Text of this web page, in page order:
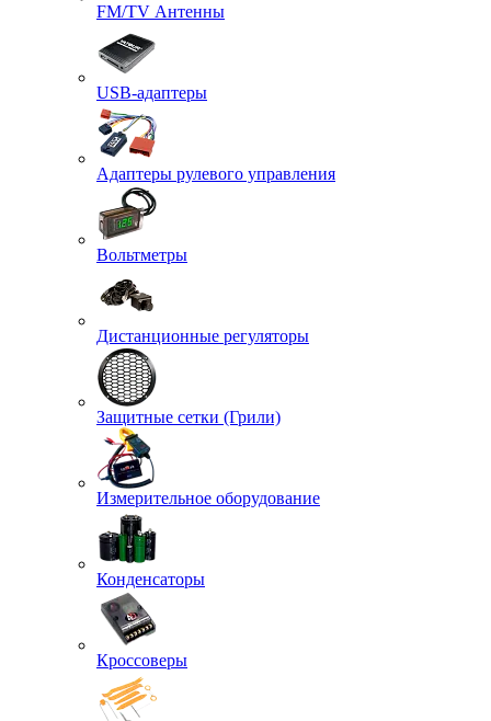
FM/TV Антенны
USB-адаптеры
Адаптеры рулевого управления
Вольтметры
Дистанционные регуляторы
Защитные сетки (Грили)
Измерительное оборудование
Конденсаторы
Кроссоверы